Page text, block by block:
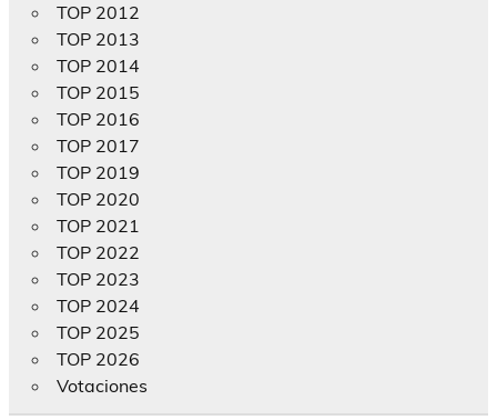
TOP 2012
TOP 2013
TOP 2014
TOP 2015
TOP 2016
TOP 2017
TOP 2019
TOP 2020
TOP 2021
TOP 2022
TOP 2023
TOP 2024
TOP 2025
TOP 2026
Votaciones